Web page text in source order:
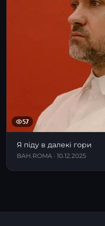
57
Я піду в далекі гори
BAH.ROMA · 10.12.2025